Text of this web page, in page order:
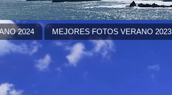
2024 MEJORES FOTOS VERANO 2023